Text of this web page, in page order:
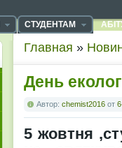
СТУДЕНТАМ
Главная »
День
Автор: chemist2016 от
5 жовтня